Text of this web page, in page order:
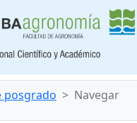
posgrado Navegar